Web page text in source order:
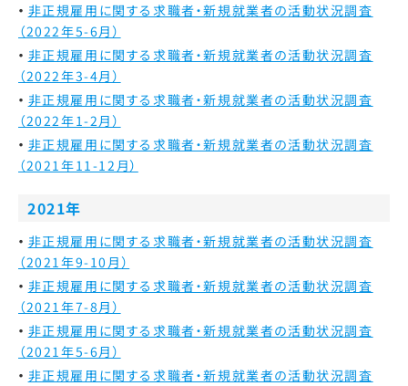
非正規雇用に関する求職者・新規就業者の活動状況調査
（2022年5-6月）
非正規雇用に関する求職者・新規就業者の活動状況調査
（2022年3-4月）
非正規雇用に関する求職者・新規就業者の活動状況調査
（2022年1-2月）
非正規雇用に関する求職者・新規就業者の活動状況調査
（2021年11-12月）
2021年
非正規雇用に関する求職者・新規就業者の活動状況調査
（2021年9-10月）
非正規雇用に関する求職者・新規就業者の活動状況調査
（2021年7-8月）
非正規雇用に関する求職者・新規就業者の活動状況調査
（2021年5-6月）
非正規雇用に関する求職者・新規就業者の活動状況調査